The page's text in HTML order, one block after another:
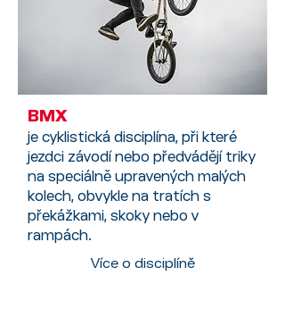
BMX
je cyklistická disciplína, při které
jezdci závodí nebo předvádějí triky
na speciálně upravených malých
kolech, obvykle na tratích s
překážkami, skoky nebo v
rampách.
Více o disciplíně